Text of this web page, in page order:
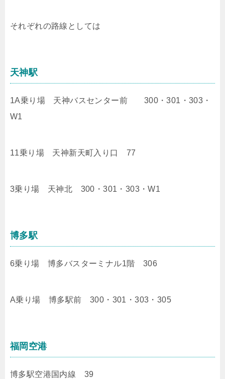
それぞれの路線としては
天神駅
1A乗り場 天神バスセンター前 300・301・303・
W1
11乗り場 天神新天町入り口 77
3乗り場 天神北 300・301・303・W1
博多駅
6乗り場 博多バスターミナル1階 306
A乗り場 博多駅前 300・301・303・305
福岡空港
博多駅空港国内線 39